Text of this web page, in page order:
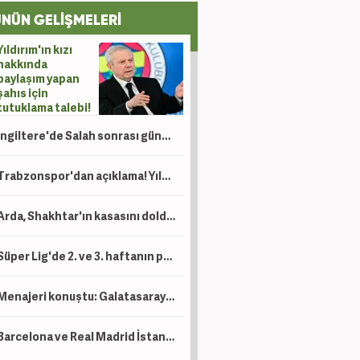
GELİŞMELERİ
kızı
yapan
için
talebi!
İngiltere'de Salah sonrası gündem Türkiye: Süper Lig, Suudi Arabistan'a rakip oldu!
Trabzonspor'dan açıklama! Yıldız oyuncu operasyon geçirdi
Arda, Shakhtar'ın kasasını dolduracak! Devler prensinin peşinde
Süper Lig'de 2. ve 3. haftanın programları belli oldu! Beşiktaş maçına özel 'Ayar'
Menajeri konuştu: Galatasaray'dan gelen mektup var!
Barcelona ve Real Madrid İstanbul'a geliyor!